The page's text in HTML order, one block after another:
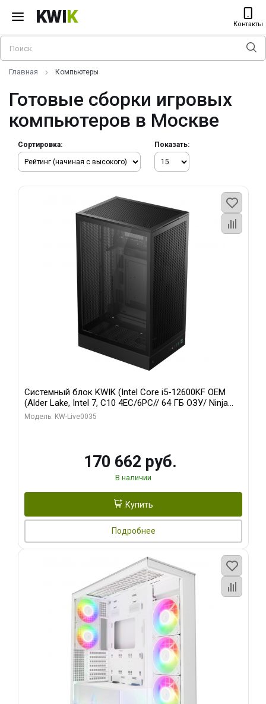
KWIK Контакты
Главная Компьютеры
Готовые сборки игровых
компьютеров в Москве
Сортировка: Показать:
Системный блок KWIK (Intel Core i5-12600KF OEM
(Alder Lake, Intel 7, C10 4EC/6PC// 64 ГБ ОЗУ/ Ninja
Sinotex GTX1650 4GB 128bit GDDR6 DVI DP HDMI 2/
Модель: KW-Live0035
170 662 руб.
В наличии
Купить
Подробнее